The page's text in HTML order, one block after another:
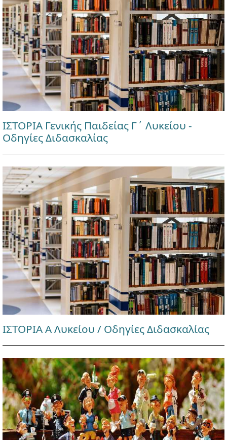
ΙΣΤΟΡΙΑ Γενικής Παιδείας Γ΄ Λυκείου -
Οδηγίες Διδασκαλίας
ΙΣΤΟΡΙΑ Α Λυκείου / Οδηγίες Διδασκαλίας